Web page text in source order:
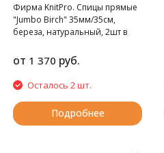
Фирма KnitPro. Спицы прямые
"Jumbo Birch" 35мм/35см,
береза, натуральный, 2шт в
от 1 370 руб.
Осталось 2 шт.
Подробнее